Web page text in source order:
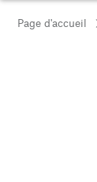
Page d'accueil